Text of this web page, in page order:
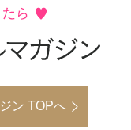
ン TOPへ